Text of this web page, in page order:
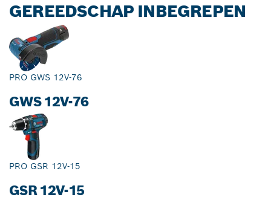
GEREEDSCHAP INBEGREPEN
PRO GWS 12V-76
GWS 12V-76
PRO GSR 12V-15
GSR 12V-15